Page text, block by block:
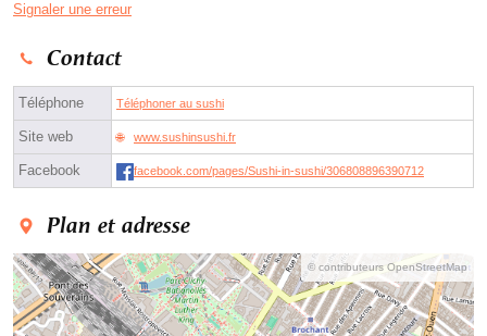
Signaler une erreur
Contact
Téléphone Téléphoner au sushi
Site web www.sushinsushi.fr
Facebook facebook.com/pages/Sushi-in-sushi/306808896390712
Plan et adresse
© contributeurs OpenStreetMap